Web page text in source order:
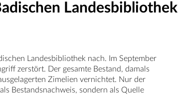
Landesbibliothek
Landesbibliothek nach. Im September
zerstört. Der gesamte Bestand, damals
Zimelien vernichtet. Nur der
Bestandsnachweis, sondern als Quelle